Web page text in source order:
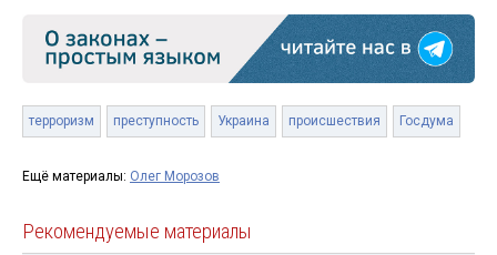
терроризм преступность Украина происшествия Госдума
Ещё материалы: Олег Морозов
Рекомендуемые материалы